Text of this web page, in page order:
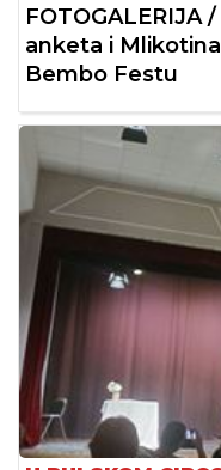
FOTOGALERIJA
anketa i
Bembo Festu